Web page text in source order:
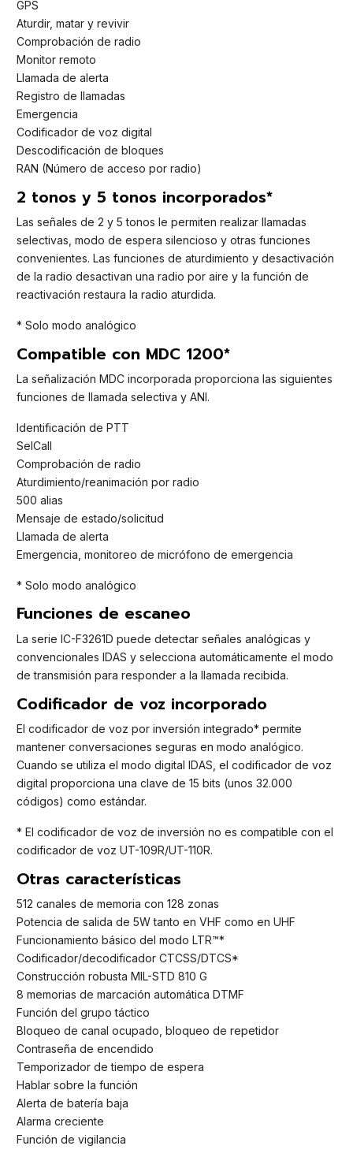
GPS
Aturdir, matar y revivir
Comprobación de radio
Monitor remoto
Llamada de alerta
Registro de llamadas
Emergencia
Codificador de voz digital
Descodificación de bloques
RAN (Número de acceso por radio)
2 tonos y 5 tonos incorporados*
Las señales de 2 y 5 tonos le permiten realizar llamadas
selectivas, modo de espera silencioso y otras funciones
convenientes. Las funciones de aturdimiento y desactivación
de la radio desactivan una radio por aire y la función de
reactivación restaura la radio aturdida.
* Solo modo analógico
Compatible con MDC 1200*
La señalización MDC incorporada proporciona las siguientes
funciones de llamada selectiva y ANI.
Identificación de PTT
SelCall
Comprobación de radio
Aturdimiento/reanimación por radio
500 alias
Mensaje de estado/solicitud
Llamada de alerta
Emergencia, monitoreo de micrófono de emergencia
* Solo modo analógico
Funciones de escaneo
La serie IC-F3261D puede detectar señales analógicas y
convencionales IDAS y selecciona automáticamente el modo
de transmisión para responder a la llamada recibida.
Codificador de voz incorporado
El codificador de voz por inversión integrado* permite
mantener conversaciones seguras en modo analógico.
Cuando se utiliza el modo digital IDAS, el codificador de voz
digital proporciona una clave de 15 bits (unos 32.000
códigos) como estándar.
* El codificador de voz de inversión no es compatible con el
codificador de voz UT-109R/UT-110R.
Otras características
512 canales de memoria con 128 zonas
Potencia de salida de 5W tanto en VHF como en UHF
Funcionamiento básico del modo LTR™*
Codificador/decodificador CTCSS/DTCS*
Construcción robusta MIL-STD 810 G
8 memorias de marcación automática DTMF
Función del grupo táctico
Bloqueo de canal ocupado, bloqueo de repetidor
Contraseña de encendido
Temporizador de tiempo de espera
Hablar sobre la función
Alerta de batería baja
Alarma creciente
Función de vigilancia